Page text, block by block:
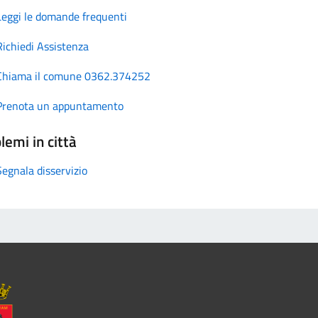
le domande frequenti
Assistenza
il comune 0362.374252
un appuntamento
in città
disservizio